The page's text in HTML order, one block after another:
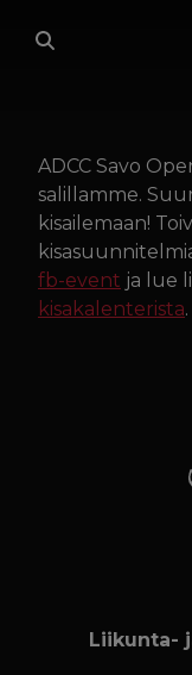
LAJIT
TREENIT
GLADIATOR
ADCC Savo
salillamme.
kisailemaan!
fb-event ja lue
kisakalenterista.
Liikunta-